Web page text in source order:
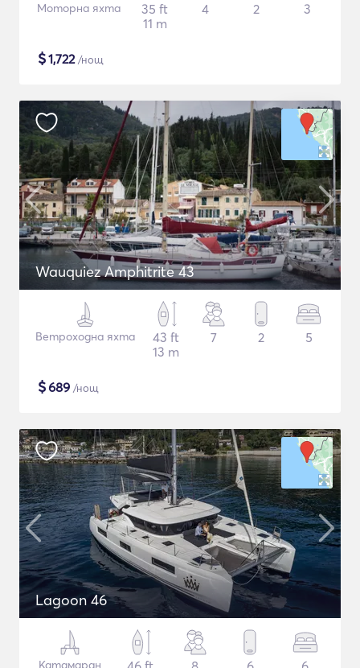
Моторна яхта
35 ft
11 m
4 2 3
$1,722/нощ
Wauquiez Amphitrite 43
Ветроходна яхта
43 ft
13 m
7 2 5
$689 /нощ
Lagoon 46
Катамаран